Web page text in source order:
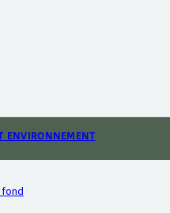
ENVIRONNEMENT